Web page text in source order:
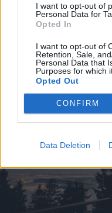
I want to opt-out of
Personal Data for
Opted In
I want to opt-out of
Retention, Sale,
Personal Data that
Purposes for which
Opted Out
CONFIRM
Data Deletion
ALTRE NOTIZIE